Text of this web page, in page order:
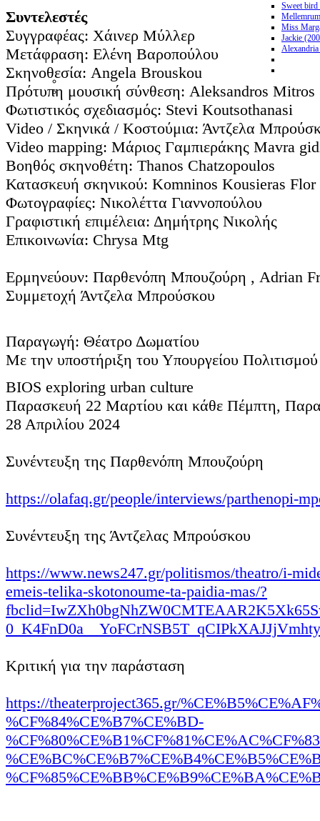
Sweet
Miss
Jackie
Συντελεστές
Συγγραφέας: Χάινερ Μύλλερ
Μετάφραση: Ελένη Βαροπούλου
Σκηνοθεσία: Angela Brouskou
Πρότυπη μουσική σύνθεση: Aleksandros Mitros
Φωτιστικός σχεδιασμός: Stevi Koutsothanasi
Video / Σκηνικά / Κοστούμια: Άντζελα
Video mapping: Μάριος Γαμπιεράκης Mavra
Βοηθός σκηνοθέτη: Thanos Chatzopoulos
Κατασκευή σκηνικού: Komninos Kousieras
Φωτογραφίες: Νικολέττα Γιαννοπούλου
Γραφιστική επιμέλεια: Δημήτρης Νικολής
Επικοινωνία: Chrysa Mtg
Ερμηνεύουν: Παρθενόπη Μπουζούρη , Adrian
Συμμετοχή Άντζελα Μπρούσκου
Παραγωγή: Θέατρο Δωματίου
Με την υποστήριξη του Υπουργείου
BIOS exploring urban culture
Παρασκευή 22 Μαρτίου και κάθε Πέμπτη,
28 Απριλίου 2024
Συνέντευξη της Παρθενόπη Μπουζούρη
https://olafaq.gr/people/interviews/parthenopi-
Συνέντευξη της Άντζελας Μπρούσκου
https://www.news247.gr/politismos/theatro/i-
emeis-telika-skotonoume-ta-paidia-mas/?
Κριτική για την παράσταση
https://theaterproject365.gr/
%CF%84%CE%B7%CE%BD-